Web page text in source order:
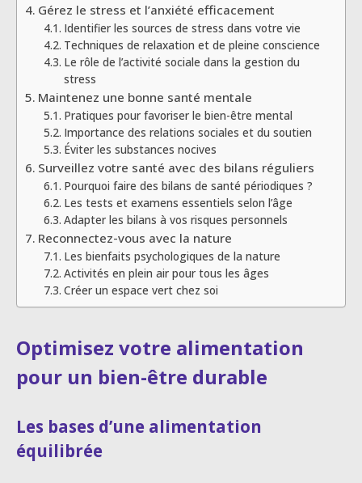
Gérez le stress et l’anxiété efficacement
Identifier les sources de stress dans votre vie
Techniques de relaxation et de pleine conscience
Le rôle de l’activité sociale dans la gestion du
stress
Maintenez une bonne santé mentale
Pratiques pour favoriser le bien-être mental
Importance des relations sociales et du soutien
Éviter les substances nocives
Surveillez votre santé avec des bilans réguliers
Pourquoi faire des bilans de santé périodiques ?
Les tests et examens essentiels selon l’âge
Adapter les bilans à vos risques personnels
Reconnectez-vous avec la nature
Les bienfaits psychologiques de la nature
Activités en plein air pour tous les âges
Créer un espace vert chez soi
Optimisez votre alimentation
pour un bien-être durable
Les bases d’une alimentation
équilibrée